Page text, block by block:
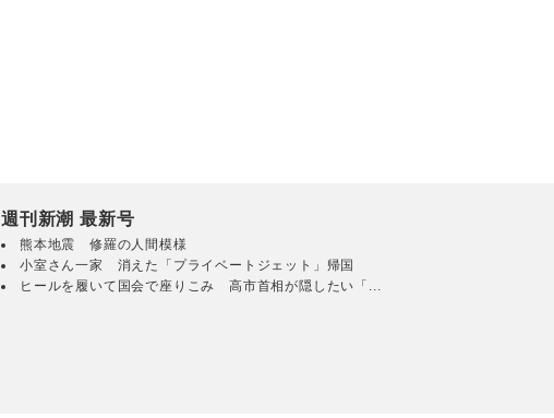
週刊新潮 最新号
熊本地震 修羅の人間模様
小室さん一家 消えた「プライベートジェット」帰国
ヒールを履いて国会で座りこみ 高市首相が隠したい「...